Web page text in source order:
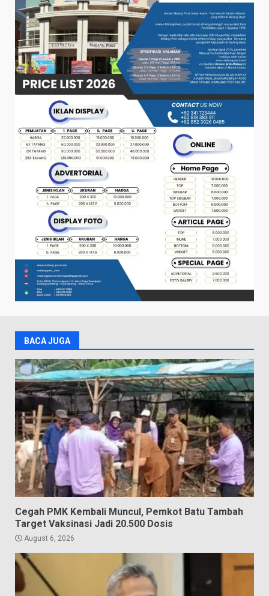
BACA JUGA
Cegah PMK Kembali Muncul, Pemkot Batu Tambah
Target Vaksinasi Jadi 20.500 Dosis
August 6, 2026